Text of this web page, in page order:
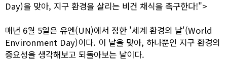
Day)을 맞아, 지구 환경을 살리는 비건 채식을 촉구한다!">
매년 6월 5일은 유엔(UN)에서 정한 '세계 환경의 날'(World
Environment Day)이다. 이 날을 맞아, 하나뿐인 지구 환경의
중요성을 생각해보고 되돌아보는 날이다.